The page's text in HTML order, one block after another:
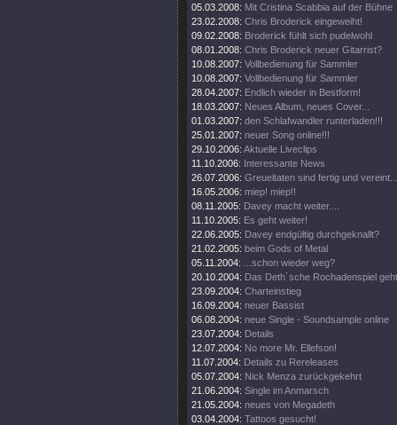
05.03.2008: Mit Cristina Scabbia auf der Bühne
23.02.2008: Chris Broderick eingeweiht!
09.02.2008: Broderick fühlt sich pudelwohl
08.01.2008: Chris Broderick neuer Gitarrist?
10.08.2007: Vollbedienung für Sammler
10.08.2007: Vollbedienung für Sammler
28.04.2007: Endlich wieder in Bestform!
18.03.2007: Neues Album, neues Cover...
01.03.2007: den Schlafwandler runterladen!!!
25.01.2007: neuer Song online!!!
29.10.2006: Aktuelle Liveclips
11.10.2006: Interessante News
26.07.2006: Greueltaten sind fertig und vereint...
16.05.2006: miep! miep!!
08.11.2005: Davey macht weiter....
11.10.2005: Es geht weiter!
22.06.2005: Davey endgültig durchgeknallt?
21.02.2005: beim Gods of Metal
05.11.2004:
...schon wieder weg?
20.10.2004: Das Deth´sche Rochadenspiel
23.09.2004: Charteinstieg
16.09.2004: neuer Bassist
06.08.2004: neue Single - Soundsample online
23.07.2004: Details
12.07.2004: No more Mr. Ellefson!
11.07.2004: Details zu Rereleases
05.07.2004: Nick Menza zurückgekehrt
21.06.2004: Single im Anmarsch
21.05.2004: neues von Megadeth
03.04.2004: Tattoos gesucht!